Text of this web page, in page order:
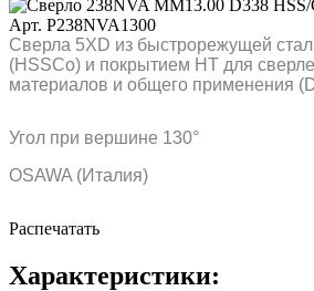
Арт. P238NVA1300
Сверла 5XD из быстрорежущей
(HSSCo) и покрытием HT для
материалов и общего применения
Угол при вершине 130°
OSAWA (Италия)
Распечатать
Характеристики: